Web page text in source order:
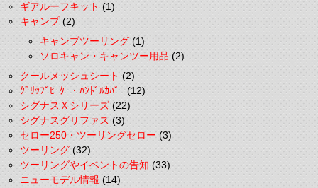
ギアルーフキット(1)
キャンプ(2)
キャンプツーリング(1)
ソロキャン・キャンツー用品(2)
クールメッシュシート(2)
ｸﾞﾘｯﾌﾟﾋｰﾀｰ・ﾊﾝﾄﾞﾙｶﾊﾞｰ(12)
シグナスＸシリーズ(22)
シグナスグリファス(3)
セロー250・ツーリングセロー(3)
ツーリング(32)
ツーリングやイベントの告知(33)
ニューモデル情報(14)